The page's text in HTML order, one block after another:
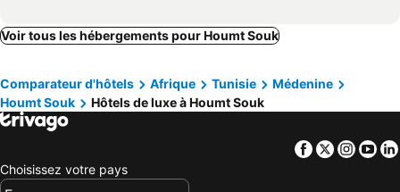
Voir tous les hébergements pour Houmt Souk
Comparateur d'hôtels Afrique Tunisie
Médenine
Houmt Souk
Hôtels de luxe à Houmt Souk
Facebook
Twitter
Choisissez votre pays